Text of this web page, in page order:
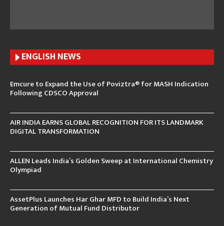
ENGLISH NEWS
Emcure to Expand the Use of Poviztra® for MASH Indication
Following CDSCO Approval
AIR INDIA EARNS GLOBAL RECOGNITION FOR ITS LANDMARK
DIGITAL TRANSFORMATION
ALLEN Leads India’s Golden Sweep at International Chemistry
Olympiad
AssetPlus Launches Har Ghar MFD to Build India’s Next
Generation of Mutual Fund Distributor